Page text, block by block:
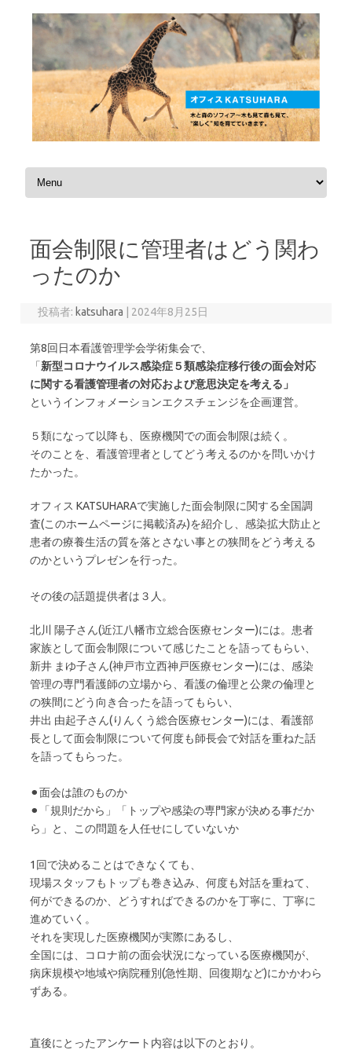
コンテンツへスキップ
面会制限に管理者はどう関わ
ったのか
投稿者: katsuhara 2024年8月25日
第8回日本看護管理学会学術集会で、
「新型コロナウイルス感染症５類感染症移行後の面会対応
に関する看護管理者の対応および意思決定を考える」
というインフォメーションエクスチェンジを企画運営。
５類になって以降も、医療機関での面会制限は続く。
そのことを、看護管理者としてどう考えるのかを問いかけ
たかった。
オフィス KATSUHARAで実施した面会制限に関する全国調
査(このホームページに掲載済み)を紹介し、感染拡大防止と
患者の療養生活の質を落とさない事との狭間をどう考える
のかというプレゼンを行った。
その後の話題提供者は３人。
北川 陽子さん(近江八幡市立総合医療センター)には。患者
家族として面会制限について感じたことを語ってもらい、
新井 まゆ子さん(神戸市立西神戸医療センター)には、感染
管理の専門看護師の立場から、看護の倫理と公衆の倫理と
の狭間にどう向き合ったを語ってもらい、
井出 由起子さん(りんくう総合医療センター)には、看護部
長として面会制限について何度も師長会で対話を重ねた話
を語ってもらった。
⚫︎面会は誰のものか
⚫︎「規則だから」「トップや感染の専門家が決める事だか
ら」と、この問題を人任せにしていないか
1回で決めることはできなくても、
現場スタッフもトップも巻き込み、何度も対話を重ねて、
何ができるのか、どうすればできるのかを丁寧に、丁寧に
進めていく。
それを実現した医療機関が実際にあるし、
全国には、コロナ前の面会状況になっている医療機関が、
病床規模や地域や病院種別(急性期、回復期など)にかかわら
ずある。
直後にとったアンケート内容は以下のとおり。